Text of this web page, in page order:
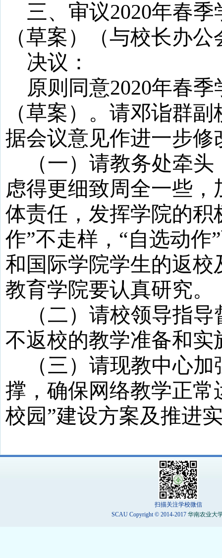
三、审议2020年春
（草案）
（与校长办
决议：
原则同意2020年春
（草案）。请邓诣群
据会议意见作进一步
（一）请教务处牵
虑得更细致周全一些
体责任，发挥学院的积
作”不走样，“自选动
和国际学院学生的返
教育学院要认真研究。
（二）请校领导指
不返校的教学准备和实
（三）请现教中心
撑，确保网络教学正常
校园”建设方案及推进
扫描关注学校微信
SCAU Copyright © 2014-2017 华南农业大